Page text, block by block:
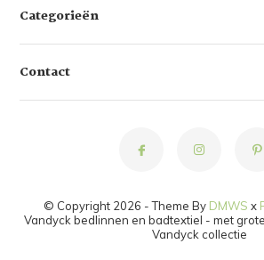
Categorieën
Contact
© Copyright 2026 - Theme By DMWS x
Vandyck bedlinnen en badtextiel - met
Vandyck collectie